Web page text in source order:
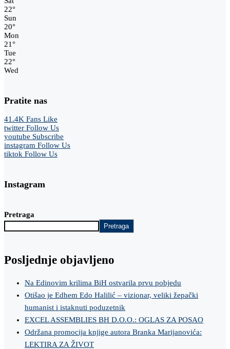
22°
Sun
20°
Mon
21°
Tue
22°
Wed
Pratite nas
41.4K Fans Like
twitter Follow Us
youtube Subscribe
instagram Follow Us
tiktok Follow Us
Instagram
Pretraga
Pretraga
Posljednje objavljeno
Na Edinovim krilima BiH ostvarila prvu pobjedu
Otišao je Edhem Edo Halilić – vizionar, veliki žepački
humanist i istaknuti poduzetnik
EXCEL ASSEMBLIES BH D.O.O.: OGLAS ZA POSAO
Održana promocija knjige autora Branka Marijanovića:
LEKTIRA ZA ŽIVOT